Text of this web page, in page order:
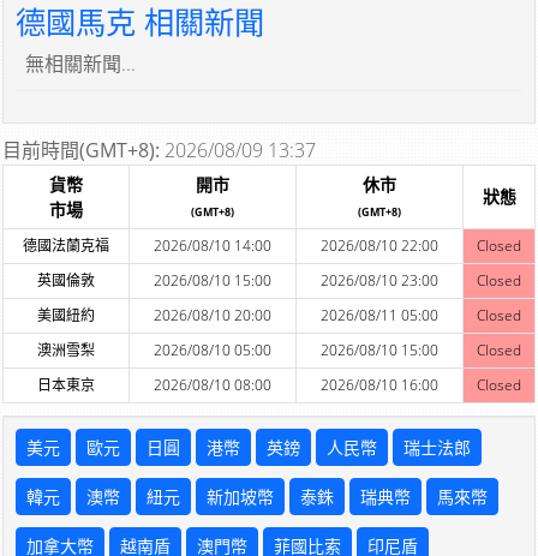
德國馬克 相關新聞
無相關新聞...
目前時間(GMT+8): 2026/08/09 13:37
貨幣
市場
開市
(GMT+8)
休市
(GMT+8)
狀態
德國法蘭克福 2026/08/10 14:00 2026/08/10 22:00
Closed
英國倫敦
2026/08/10 15:00 2026/08/10 23:00
Closed
美國紐約
2026/08/10 20:00 2026/08/11 05:00
Closed
澳洲雪梨
2026/08/10 05:00 2026/08/10 15:00
Closed
日本東京
2026/08/10 08:00 2026/08/10 16:00 Closed
美元 歐元 日圓 港幣 英鎊 人民幣 瑞士法郎
韓元 澳幣 紐元 新加坡幣 泰銖 瑞典幣 馬來幣
加拿大幣 越南盾 澳門幣 菲國比索 印尼盾